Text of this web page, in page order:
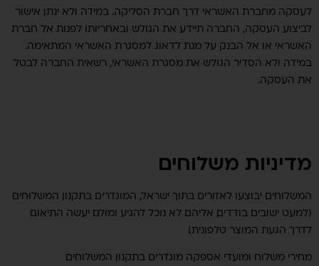
לעסקה מחברת האשראי דרך חברת הסליקה. במידה ולא ינתן אישור
לביצוע העסקה, החברה תיידע את הגולש ובאחריותו לפנות אל חברת
האשראי או אל הבנק על מנת לדאוג למסגרת האשראי המתאימה.
במידה ולא הסדיר הגולש את מסגרת האשראי, רשאית החברה לבטל
את העסקה.
מדיניות משלוחים
המשלוחים יבוצעו לאזורים בתוך ישראל, המוגדרים בתקנון המשלוחים
(למעט ישובים בודדים, אליהם לא נוכל להגיע ומולם יעשה התיאום
לדרך הגעת המוצר טלפונית).
מחירי משלוח ומועדי אספקה מוגדרים בתקנון המשלוחים.